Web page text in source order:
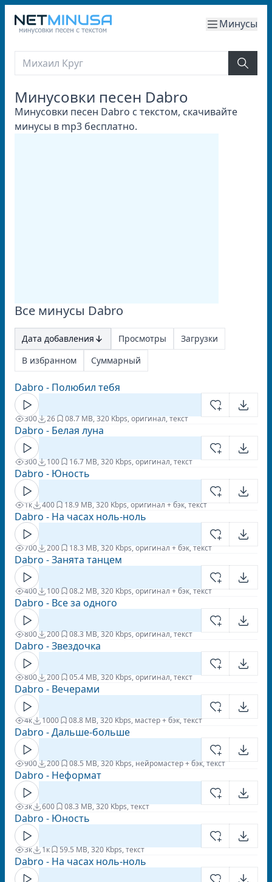
Минусы
Минусовки песен Dabro
Минусовки песен Dabro с текстом, скачивайте
минусы в mp3 бесплатно.
Все минусы Dabro
Дата добавления Просмотры
Загрузки
В избранном
Суммарный
Dabro - Полюбил тебя
300 26 08.7 MB, 320 Kbps, оригинал, текст
Dabro - Белая луна
300 100 16.7 MB, 320 Kbps, оригинал, текст
Dabro - Юность
1к 400 18.9 MB, 320 Kbps, оригинал + бэк, текст
Dabro - На часах ноль-ноль
700 200 18.3 MB, 320 Kbps, оригинал + бэк, текст
Dabro - Занята танцем
400 100 08.2 MB, 320 Kbps, оригинал + бэк, текст
Dabro - Все за одного
800 200 08.3 MB, 320 Kbps, оригинал, текст
Dabro - Звездочка
800 200 05.4 MB, 320 Kbps, оригинал, текст
Dabro - Вечерами
4к 1000 08.8 MB, 320 Kbps, мастер + бэк, текст
Dabro - Дальше-больше
900 200 08.5 MB, 320 Kbps, нейромастер + бэк, текст
Dabro - Неформат
3к 600 08.3 MB, 320 Kbps, текст
Dabro - Юность
3к 1к 59.5 MB, 320 Kbps, текст
Dabro - На часах ноль-ноль